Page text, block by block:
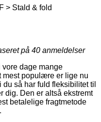
> Stald & fold
på 40 anmeldelser
vore dage mange
mest populære er lige nu
så har fuld fleksibilitet til
dig. Den er altså ekstremt
betalelige fragtmetode